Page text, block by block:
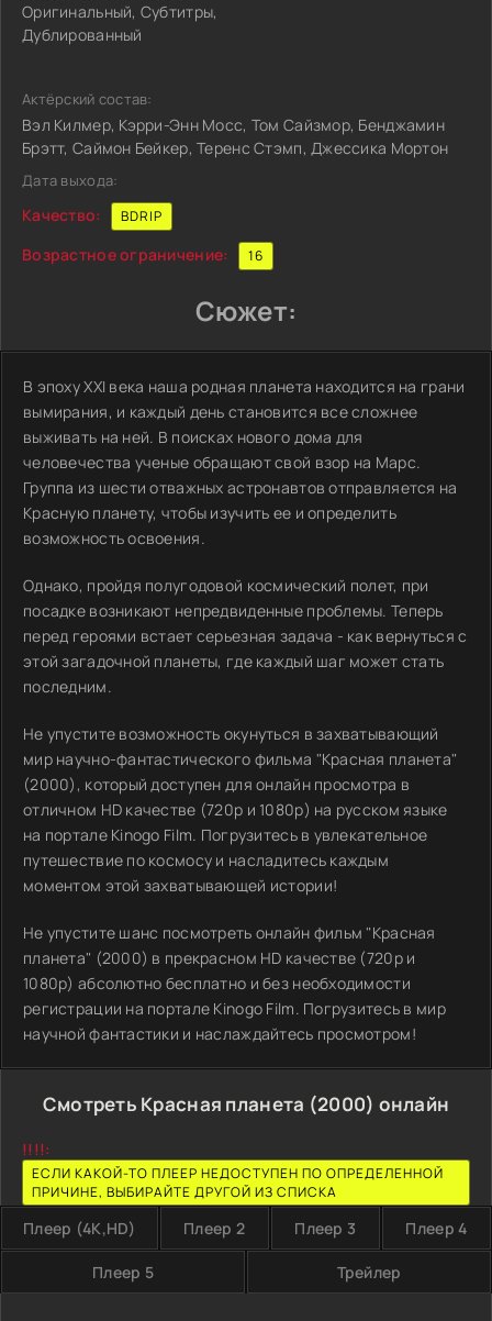
Оригинальный, Субтитры,
Дублированный
Актёрский состав:
Вэл Килмер, Кэрри-Энн Мосс, Том Сайзмор, Бенджамин
Брэтт, Саймон Бейкер, Теренс Стэмп, Джессика Мортон
Дата выхода:
Качество: BDRIP
Возрастное ограничение: 16
Сюжет:
В эпоху XXI века наша родная планета находится на грани
вымирания, и каждый день становится все сложнее
выживать на ней. В поисках нового дома для
человечества ученые обращают свой взор на Марс.
Группа из шести отважных астронавтов отправляется на
Красную планету, чтобы изучить ее и определить
возможность освоения.
Однако, пройдя полугодовой космический полет, при
посадке возникают непредвиденные проблемы. Теперь
перед героями встает серьезная задача - как вернуться с
этой загадочной планеты, где каждый шаг может стать
последним.
Не упустите возможность окунуться в захватывающий
мир научно-фантастического фильма "Красная планета"
(2000), который доступен для онлайн просмотра в
отличном HD качестве (720p и 1080p) на русском языке
на портале Kinogo Film. Погрузитесь в увлекательное
путешествие по космосу и насладитесь каждым
моментом этой захватывающей истории!
Не упустите шанс посмотреть онлайн фильм "Красная
планета" (2000) в прекрасном HD качестве (720p и
1080p) абсолютно бесплатно и без необходимости
регистрации на портале Kinogo Film. Погрузитесь в мир
научной фантастики и наслаждайтесь просмотром!
Смотреть Красная планета (2000) онлайн
!!!!:
ЕСЛИ КАКОЙ-ТО ПЛЕЕР НЕДОСТУПЕН ПО ОПРЕДЕЛЕННОЙ
ПРИЧИНЕ, ВЫБИРАЙТЕ ДРУГОЙ ИЗ СПИСКА
Плеер (4K,HD) Плеер 2 Плеер 3 Плеер 4
Плеер 5 Трейлер